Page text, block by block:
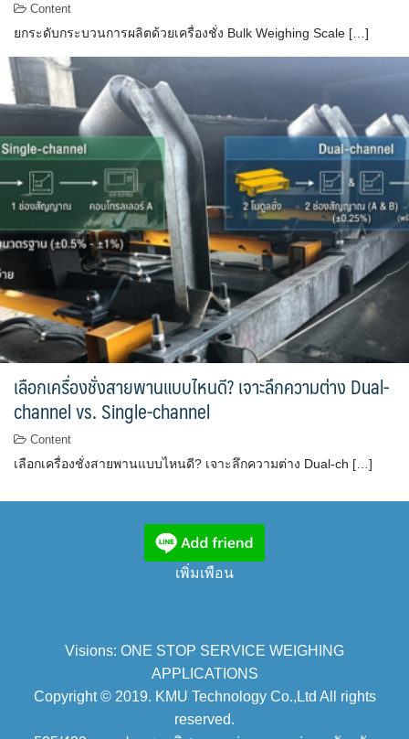
Content
ยกระดับกระบวนการผลิตด้วยเครื่องชั่ง Bulk Weighing Scale […]
เลือกเครื่องชั่งสายพานแบบไหนดี? เจาะลึกความต่าง Dual-
channel vs. Single-channel
Content
เลือกเครื่องชั่งสายพานแบบไหนดี? เจาะลึกความต่าง Dual-ch […]
เพิ่มเพือน
Visions: ONE STOP SERVICE WEIGHING
APPLICATIONS
Copyright © 2019. KMU Technology Co.,Ltd All rights
reserved.